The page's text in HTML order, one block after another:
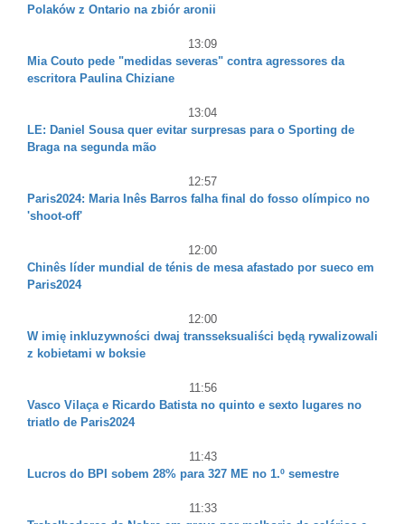
Polaków z Ontario na zbiór aronii
13:09
Mia Couto pede "medidas severas" contra agressores da
escritora Paulina Chiziane
13:04
LE: Daniel Sousa quer evitar surpresas para o Sporting de
Braga na segunda mão
12:57
Paris2024: Maria Inês Barros falha final do fosso olímpico no
'shoot-off'
12:00
Chinês líder mundial de ténis de mesa afastado por sueco em
Paris2024
12:00
W imię inkluzywności dwaj transseksualiści będą rywalizowali
z kobietami w boksie
11:56
Vasco Vilaça e Ricardo Batista no quinto e sexto lugares no
triatlo de Paris2024
11:43
Lucros do BPI sobem 28% para 327 ME no 1.º semestre
11:33